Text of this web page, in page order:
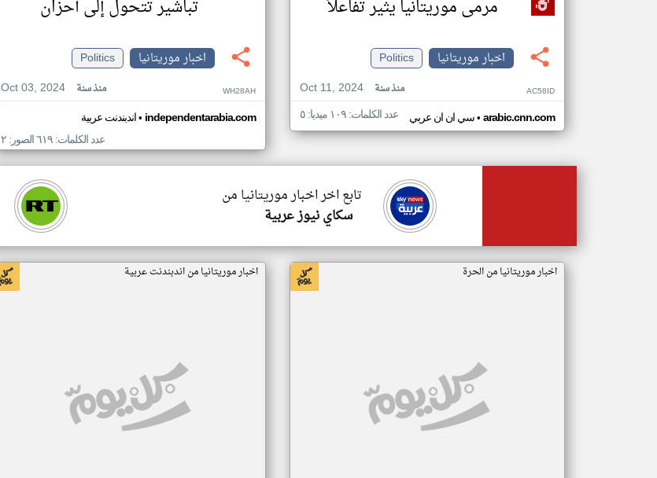
مرمى موريتانيا يثير تفاعلاً
اخبار موريتانيا
Politics
Oct 11, 2024
منذ سنة AC58ID
سي ان ان عربي• arabic.cnn.com عدد الكلمات: ١٠٩ ميديا: ٥
تباشير تتحول إلى أحزان
اخبار موريتانيا
Politics
Oct 03, 2024
منذ سنة WH28AH
اندبندنت عربية• independentarabia.com
عدد الكلمات: ٦١٩ الصور: ٢
تابع اخر اخبار موريتانيا من
سكاي نيوز عربية
اخبار موريتانيا من الحرة اخبار موريتانيا من اندبندنت عربية